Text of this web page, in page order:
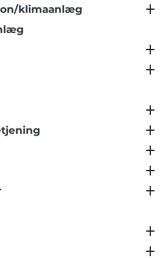
klimaanlæg